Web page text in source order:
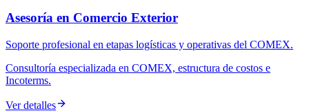
Asesoría en Comercio Exterior
Soporte profesional en etapas logísticas y operativas del COMEX.
Consultoría especializada en COMEX, estructura de costos e
Incoterms.
Ver detalles